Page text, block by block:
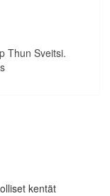
Thun Sveitsi.
kentät